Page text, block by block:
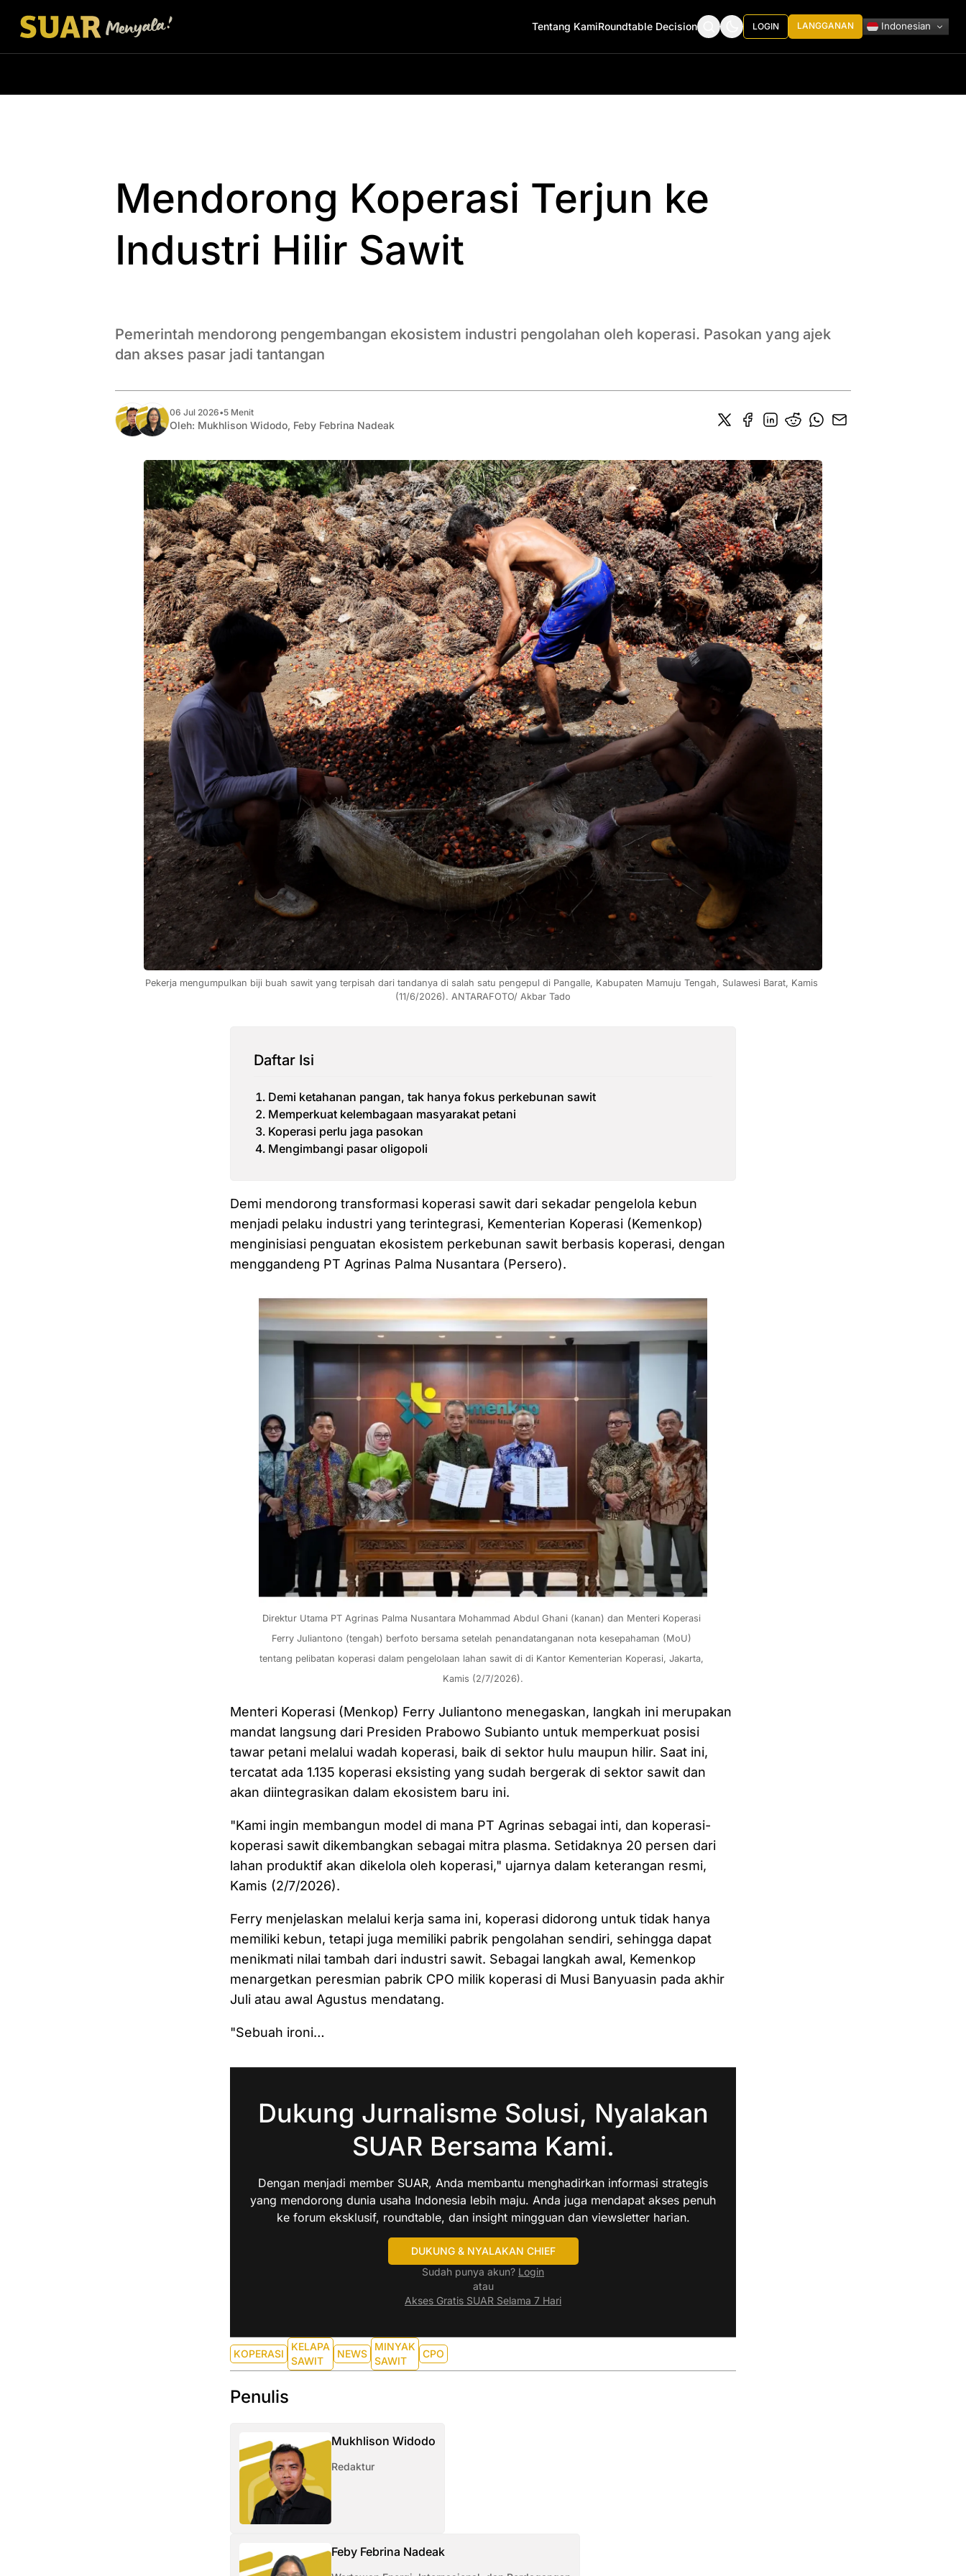
Tentang KamiRoundtable Decision LOGIN LANGGANAN Indonesian
Mendorong Koperasi Terjun ke
Industri Hilir Sawit
Pemerintah mendorong pengembangan ekosistem industri pengolahan oleh koperasi. Pasokan yang ajek
dan akses pasar jadi tantangan
06 Jul 2026•5 Menit
Oleh: Mukhlison Widodo, Feby Febrina Nadeak
Pekerja mengumpulkan biji buah sawit yang terpisah dari tandanya di salah satu pengepul di Pangalle, Kabupaten Mamuju Tengah, Sulawesi Barat, Kamis
(11/6/2026). ANTARAFOTO/ Akbar Tado
Daftar Isi
Demi ketahanan pangan, tak hanya fokus perkebunan sawit
Memperkuat kelembagaan masyarakat petani
Koperasi perlu jaga pasokan
Mengimbangi pasar oligopoli
Demi mendorong transformasi koperasi sawit dari sekadar pengelola kebun
menjadi pelaku industri yang terintegrasi, Kementerian Koperasi (Kemenkop)
menginisiasi penguatan ekosistem perkebunan sawit berbasis koperasi, dengan
menggandeng PT Agrinas Palma Nusantara (Persero).
Direktur Utama PT Agrinas Palma Nusantara Mohammad Abdul Ghani (kanan) dan Menteri Koperasi
Ferry Juliantono (tengah) berfoto bersama setelah penandatanganan nota kesepahaman (MoU)
tentang pelibatan koperasi dalam pengelolaan lahan sawit di di Kantor Kementerian Koperasi, Jakarta,
Kamis (2/7/2026).
Menteri Koperasi (Menkop) Ferry Juliantono menegaskan, langkah ini merupakan
mandat langsung dari Presiden Prabowo Subianto untuk memperkuat posisi
tawar petani melalui wadah koperasi, baik di sektor hulu maupun hilir. Saat ini,
tercatat ada 1.135 koperasi eksisting yang sudah bergerak di sektor sawit dan
akan diintegrasikan dalam ekosistem baru ini.
"Kami ingin membangun model di mana PT Agrinas sebagai inti, dan koperasi-
koperasi sawit dikembangkan sebagai mitra plasma. Setidaknya 20 persen dari
lahan produktif akan dikelola oleh koperasi," ujarnya dalam keterangan resmi,
Kamis (2/7/2026).
Ferry menjelaskan melalui kerja sama ini, koperasi didorong untuk tidak hanya
memiliki kebun, tetapi juga memiliki pabrik pengolahan sendiri, sehingga dapat
menikmati nilai tambah dari industri sawit. Sebagai langkah awal, Kemenkop
menargetkan peresmian pabrik CPO milik koperasi di Musi Banyuasin pada akhir
Juli atau awal Agustus mendatang.
"Sebuah ironi…
Dukung Jurnalisme Solusi, Nyalakan
SUAR Bersama Kami.
Dengan menjadi member SUAR, Anda membantu menghadirkan informasi strategis
yang mendorong dunia usaha Indonesia lebih maju. Anda juga mendapat akses penuh
ke forum eksklusif, roundtable, dan insight mingguan dan viewsletter harian.
DUKUNG & NYALAKAN CHIEF
Sudah punya akun? Login
atau
Akses Gratis SUAR Selama 7 Hari
KOPERASI
KELAPA
SAWIT
NEWS
MINYAK
SAWIT
CPO
Penulis
Mukhlison Widodo
Redaktur
Feby Febrina Nadeak